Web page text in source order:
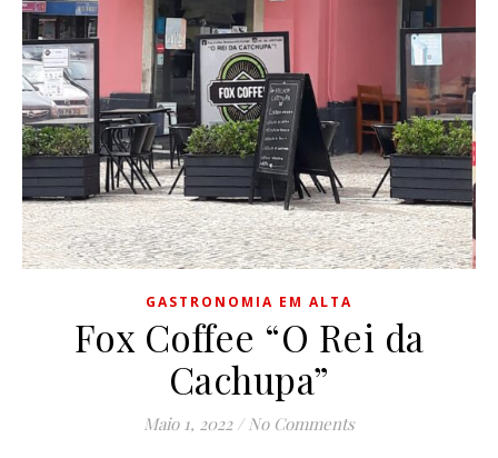
GASTRONOMIA EM ALTA
Fox Coffee “O Rei da
Cachupa”
Maio 1, 2022 / No Comments